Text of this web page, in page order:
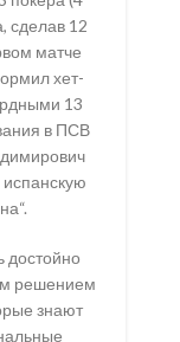
сделав 12
матче
хет-
13
в ПСВ
достойно
решением
знают